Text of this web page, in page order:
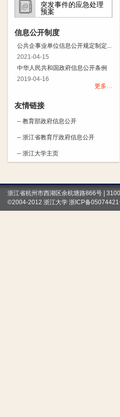
突发事件的应急处理
预案
信息公开制度
公共企事业单位信息公开规定制定...
2021-04-15
中华人民共和国政府信息公开条例
2019-04-16
更多…
友情链接
-- 教育部政府信息公开
-- 浙江省教育厅政府信息公开
-- 浙江大学主页
浙江省杭州市西湖区余杭塘路866号 |
©2004-2012 浙江大学 浙ICP备05074421